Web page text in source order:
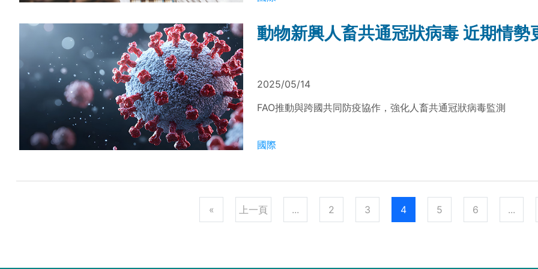
動物新興人畜共通冠狀病毒 近期情勢
2025/05/14
FAO推動與跨國共同防疫協作，強化人畜共通冠狀病毒監測
國際
« 上一頁 ... 2 3 4 5 6 ...